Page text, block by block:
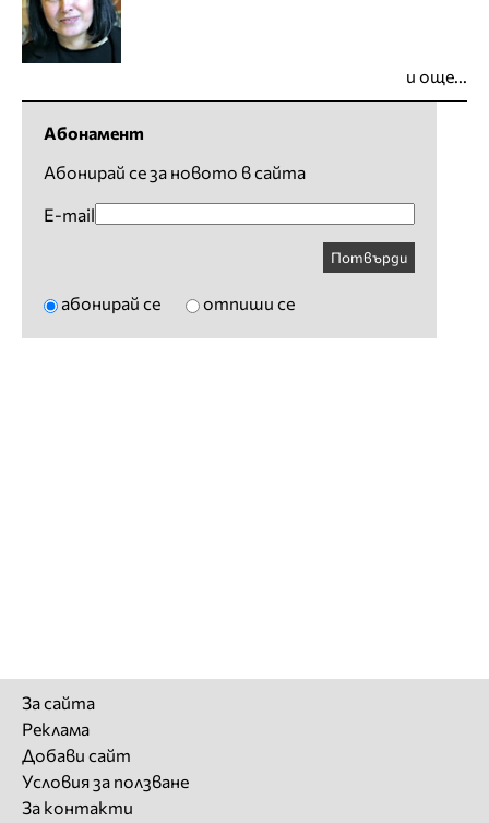
и още...
Абонамент
Абонирай се за новото в сайта
E-mail
Потвърди
абонирай се отпиши се
За сайта
Реклама
Добави сайт
Условия за ползване
За контакти